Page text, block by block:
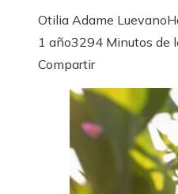
Otilia Adame Luevano
1 año3294 Minutos de
Facebook
Twitter
LinkedIn
Pinterest
Stumbleupon
Email
Compartir